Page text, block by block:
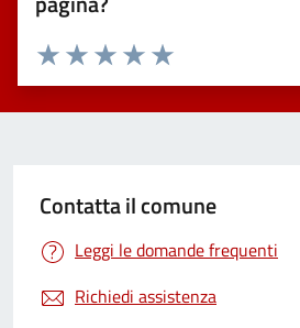
Valuta 5 stelle su 5
Valuta 4 stelle su 5
Valuta 3 stelle su 5
Valuta 2 stelle su 5
Valuta 1 stelle su 5
Contatta il comune
Leggi le domande frequenti
Richiedi assistenza